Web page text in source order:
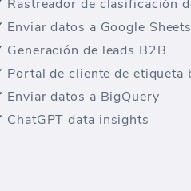
Enviar datos a Google Sheets
Generación de leads B2B
Enviar datos a BigQuery
ChatGPT data insights